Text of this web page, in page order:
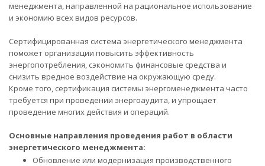
менеджмента, направленной на рациональное использование
и экономию всех видов ресурсов.
Сертифицированная система энергетического менеджмента
поможет организации повысить эффективность
энергопотребления, сэкономить финансовые средства и
снизить вредное воздействие на окружающую среду.
Кроме того, сертификация системы энергоменеджмента часто
требуется при проведении энергоаудита, и упрощает
проведение многих действия и операций.
Основные направления проведения работ в области
энергетического менеджмента:
Обновление или модернизация производственного